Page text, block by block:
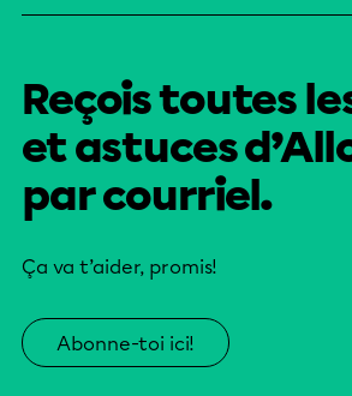
Reçois toutes
et astuces
par courriel.
Ça va t’aider, promis!
Abonne-toi ici!